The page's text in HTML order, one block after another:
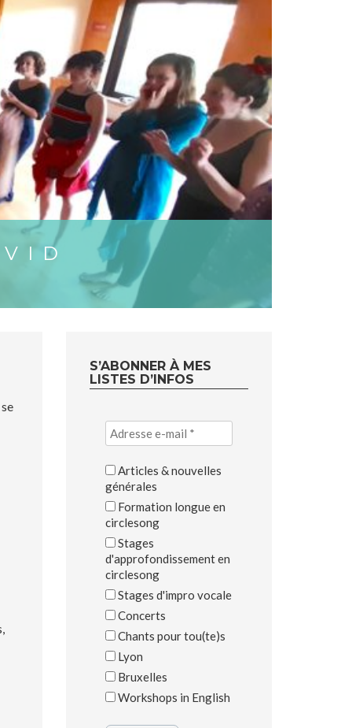
S’ABONNER À MES
LISTES D’INFOS
Articles & nouvelles
générales
Formation longue en
circlesong
Stages
d'approfondissement en
circlesong
Stages d'impro vocale
Concerts
Chants pour tou(te)s
Lyon
Bruxelles
Workshops in English